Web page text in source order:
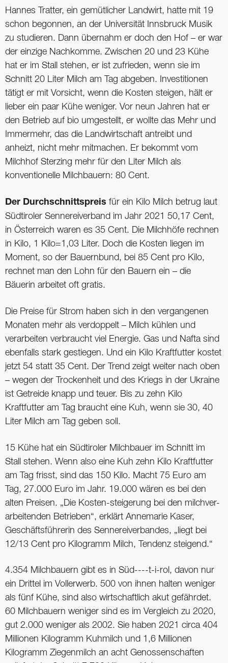
Hannes Tratter, ein gemütlicher Landwirt, hatte mit 19
schon begonnen, an der Universität Innsbruck Musik
zu studieren. Dann übernahm er doch den Hof – er war
der einzige Nachkomme. Zwischen 20 und 23 Kühe
hat er im Stall stehen, er ist zufrieden, wenn sie im
Schnitt 20 Liter Milch am Tag abgeben. Investitionen
tätigt er mit Vorsicht, wenn die Kosten steigen, hält er
lieber ein paar Kühe weniger. Vor neun Jahren hat er
den Betrieb auf bio umgestellt, er wollte das Mehr und
Immermehr, das die Landwirtschaft antreibt und
anheizt, nicht mehr mitmachen. Er bekommt vom
Milchhof Sterzing mehr für den Liter Milch als
konventionelle Milchbauern: 80 Cent.
Der Durchschnittspreis für ein Kilo Milch betrug laut
Südtiroler Sennereiverband im Jahr 2021 50,17 Cent,
in Österreich waren es 35 Cent. Die Milchhöfe rechnen
in Kilo, 1 Kilo=1,03 Liter. Doch die Kosten liegen im
Moment, so der Bauernbund, bei 85 Cent pro Kilo,
rechnet man den Lohn für den Bauern ein – die
Bäuerin arbeitet oft gratis.
Die Preise für Strom haben sich in den vergangenen
Monaten mehr als verdoppelt – Milch kühlen und
verarbeiten verbraucht viel Energie. Gas und Nafta sind
ebenfalls stark gestiegen. Und ein Kilo Kraftfutter kostet
jetzt 54 statt 35 Cent. Der Trend zeigt weiter nach oben
– wegen der Trockenheit und des Kriegs in der Ukraine
ist Getreide knapp und teuer. Bis zu zehn Kilo
Kraftfutter am Tag braucht eine Kuh, wenn sie 30, 40
Liter Milch am Tag geben soll.
15 Kühe hat ein Südtiroler Milchbauer im Schnitt im
Stall stehen. Wenn also eine Kuh zehn Kilo Kraftfutter
am Tag frisst, sind das 150 Kilo. Macht 75 Euro am
Tag, 27.000 Euro im Jahr. 19.000 wären es bei den
alten Preisen. „Die Kosten-steigerung bei den milchver-
arbeitenden Betrieben“, erklärt Annemarie Kaser,
Geschäftsführerin des Sennereiverbandes, „liegt bei
12/13 Cent pro Kilogramm Milch, Tendenz steigend.“
4.354 Milchbauern gibt es in Süd----t-i-rol, davon nur
ein Drittel im Vollerwerb. 500 von ihnen halten weniger
als fünf Kühe, sind also wirtschaftlich akut gefährdet.
60 Milchbauern weniger sind es im Vergleich zu 2020,
gut 2.000 weniger als 2002. Sie haben 2021 circa 404
Millionen Kilogramm Kuhmilch und 1,6 Millionen
Kilogramm Ziegenmilch an acht Genossenschaften